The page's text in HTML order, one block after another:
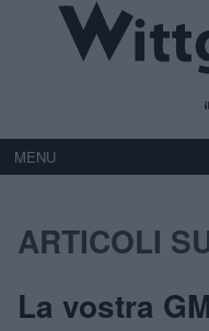
MENU
ARTICOLI
La vostra